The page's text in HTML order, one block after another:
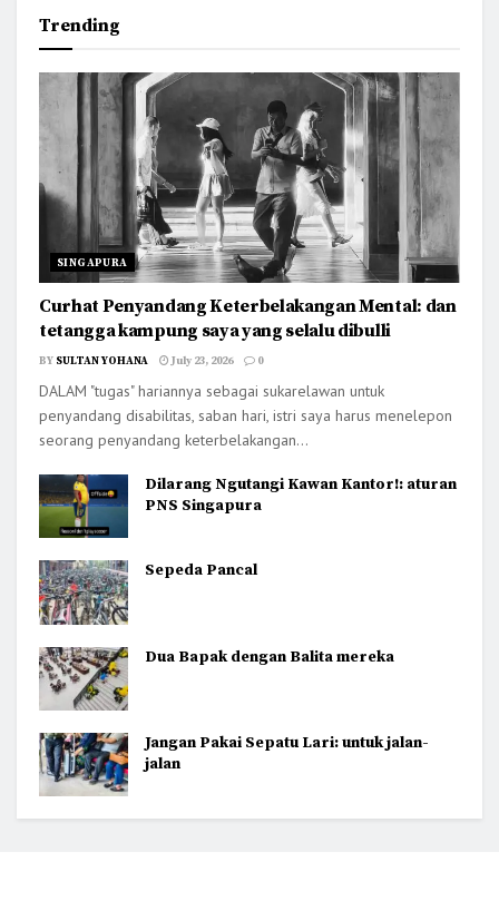
Trending
SINGAPURA
Curhat Penyandang Keterbelakangan Mental: dan
tetangga kampung saya yang selalu dibulli
BY SULTAN YOHANA July 23, 2026 0
DALAM "tugas" hariannya sebagai sukarelawan untuk
penyandang disabilitas, saban hari, istri saya harus menelepon
seorang penyandang keterbelakangan...
Dilarang Ngutangi Kawan Kantor!: aturan
PNS Singapura
Sepeda Pancal
Dua Bapak dengan Balita mereka
Jangan Pakai Sepatu Lari: untuk jalan-
jalan